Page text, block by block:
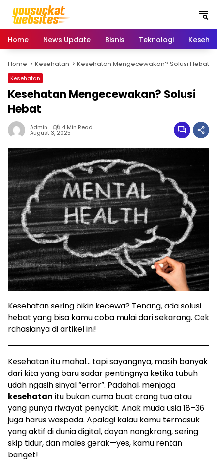
Home News Update Bisnis Teknologi
Home Kesehatan Kesehatan Mengecewakan? Solusi Hebat
Kesehatan
Kesehatan Mengecewakan? Solusi
Hebat
Admin 4 Min Read
August 3, 2025
Kesehatan sering bikin kecewa? Tenang, ada solusi
hebat yang bisa kamu coba mulai dari sekarang. Cek
rahasianya di artikel ini!
Kesehatan itu mahal… tapi sayangnya, masih banyak
dari kita yang baru sadar pentingnya ketika tubuh
udah ngasih sinyal “error”. Padahal, menjaga
kesehatan itu bukan cuma buat orang tua atau
yang punya riwayat penyakit. Anak muda usia 18–36
juga harus waspada. Apalagi kalau kamu termasuk
yang aktif di dunia digital, doyan nongkrong, sering
skip tidur, dan males gerak—yes, kamu rentan
banget!